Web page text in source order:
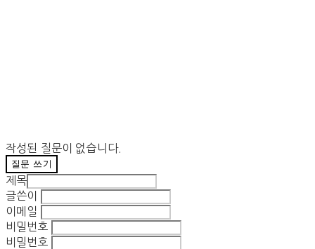
작성된 질문이 없습니다.
질문 쓰기
제목
글쓴이
이메일
비밀번호
비밀번호